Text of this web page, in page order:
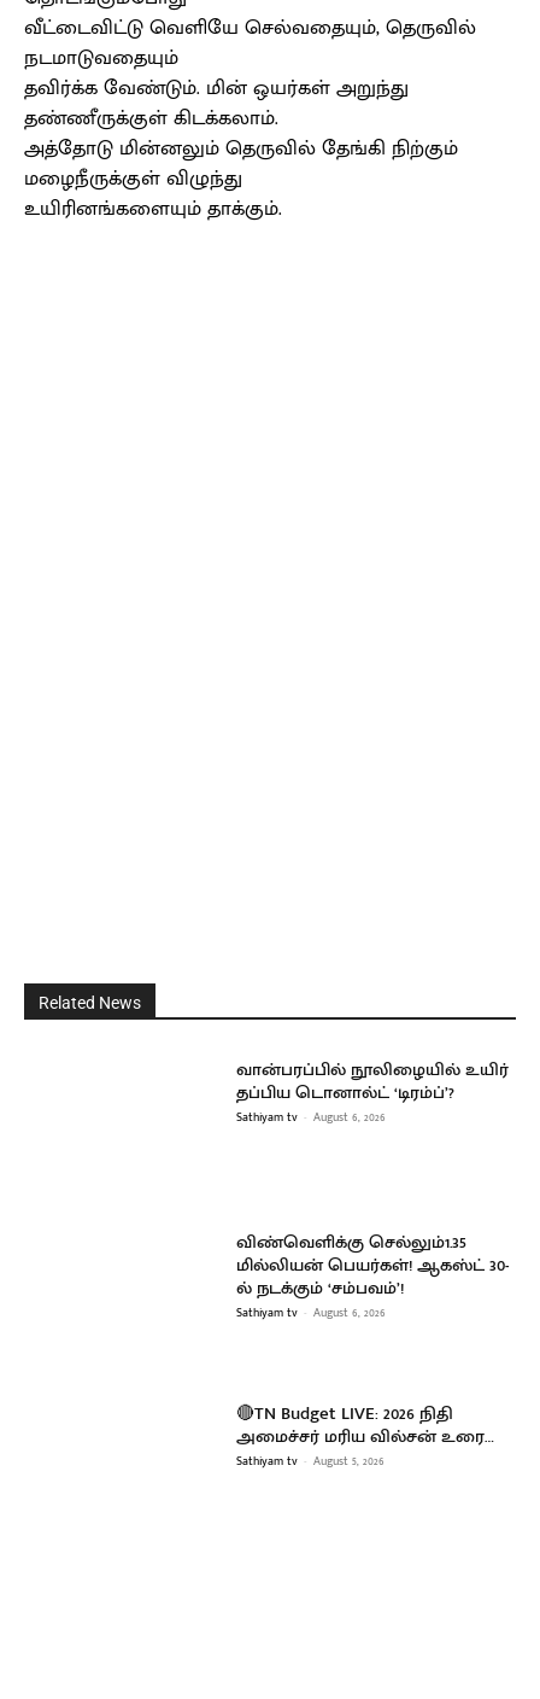
வீட்டைவிட்டு வெளியே செல்வதையும், தெருவில்
நடமாடுவதையும்
தவிர்க்க வேண்டும். மின் ஒயர்கள் அறுந்து
தண்ணீருக்குள் கிடக்கலாம்.
அத்தோடு மின்னலும் தெருவில் தேங்கி நிற்கும்
மழைநீருக்குள் விழுந்து
உயிரினங்களையும் தாக்கும்.
Related News
வான்பரப்பில் நூலிழையில் உயிர்
தப்பிய டொனால்ட் ‘டிரம்ப்’?
Sathiyam tv - August 6, 2026
விண்வெளிக்கு செல்லும்1.35
மில்லியன் பெயர்கள்! ஆகஸ்ட் 30-
ல் நடக்கும் ‘சம்பவம்’!
Sathiyam tv - August 6, 2026
🔴TN Budget LIVE: 2026 நிதி
அமைச்சர் மரிய வில்சன் உரை…
Sathiyam tv - August 5, 2026